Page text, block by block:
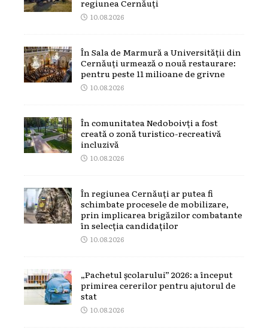
regiunea Cernăuți
10.08.2026
În Sala de Marmură a Universității din
Cernăuți urmează o nouă restaurare:
pentru peste 11 milioane de grivne
10.08.2026
În comunitatea Nedoboivți a fost
creată o zonă turistico-recreativă
incluzivă
10.08.2026
În regiunea Cernăuți ar putea fi
schimbate procesele de mobilizare,
prin implicarea brigăzilor combatante
în selecția candidaților
10.08.2026
„Pachetul școlarului” 2026: a început
primirea cererilor pentru ajutorul de
stat
10.08.2026